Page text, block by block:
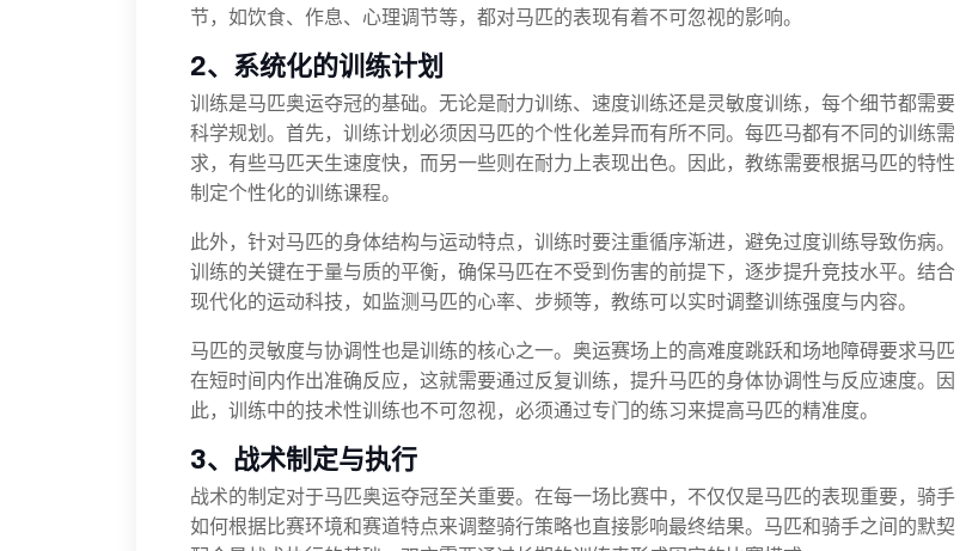
节，如饮食、作息、心理调节等，都对马匹的表现有着不可忽视的影响。
2、系统化的训练计划
训练是马匹奥运夺冠的基础。无论是耐力训练、速度训练还是灵敏度训练，每个细节都需要
科学规划。首先，训练计划必须因马匹的个性化差异而有所不同。每匹马都有不同的训练需
求，有些马匹天生速度快，而另一些则在耐力上表现出色。因此，教练需要根据马匹的特性
制定个性化的训练课程。
此外，针对马匹的身体结构与运动特点，训练时要注重循序渐进，避免过度训练导致伤病。
训练的关键在于量与质的平衡，确保马匹在不受到伤害的前提下，逐步提升竞技水平。结合
现代化的运动科技，如监测马匹的心率、步频等，教练可以实时调整训练强度与内容。
马匹的灵敏度与协调性也是训练的核心之一。奥运赛场上的高难度跳跃和场地障碍要求马匹
在短时间内作出准确反应，这就需要通过反复训练，提升马匹的身体协调性与反应速度。因
此，训练中的技术性训练也不可忽视，必须通过专门的练习来提高马匹的精准度。
3、战术制定与执行
战术的制定对于马匹奥运夺冠至关重要。在每一场比赛中，不仅仅是马匹的表现重要，骑手
如何根据比赛环境和赛道特点来调整骑行策略也直接影响最终结果。马匹和骑手之间的默契